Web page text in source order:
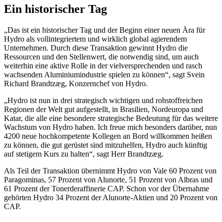
Ein historischer Tag
„Das ist ein historischer Tag und der Beginn einer neuen Ära für
Hydro als vollintegriertem und wirklich global agierendem
Unternehmen. Durch diese Transaktion gewinnt Hydro die
Ressourcen und den Stellenwert, die notwendig sind, um auch
weiterhin eine aktive Rolle in der vielversprechenden und rasch
wachsenden Aluminiumindustrie spielen zu können“, sagt Svein
Richard Brandtzæg, Konzernchef von Hydro.
„Hydro ist nun in drei strategisch wichtigen und rohstoffreichen
Regionen der Welt gut aufgestellt, in Brasilien, Nordeuropa und
Katar, die alle eine besondere strategische Bedeutung für das weitere
Wachstum von Hydro haben. Ich freue mich besonders darüber, nun
4200 neue hochkompetente Kollegen an Bord willkommen heißen
zu können, die gut gerüstet sind mitzuhelfen, Hydro auch künftig
auf stetigem Kurs zu halten“, sagt Herr Brandtzæg.
Als Teil der Transaktion übernimmt Hydro von Vale 60 Prozent von
Paragominas, 57 Prozent von Alunorte, 51 Prozent von Albras und
61 Prozent der Tonerderaffinerie CAP. Schon vor der Übernahme
gehörten Hydro 34 Prozent der Alunorte-Aktien und 20 Prozent von
CAP.